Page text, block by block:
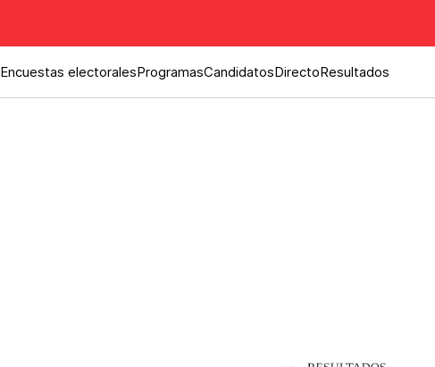
Encuestas electoralesProgramasCandidatosDirectoResultados